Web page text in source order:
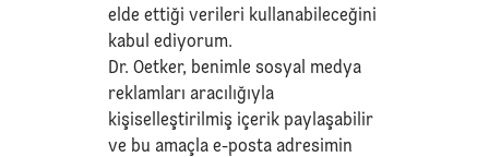
elde ettiği verileri kullanabileceğini
kabul ediyorum.
Dr. Oetker, benimle sosyal medya
reklamları aracılığıyla
kişiselleştirilmiş içerik paylaşabilir
ve bu amaçla e-posta adresimin